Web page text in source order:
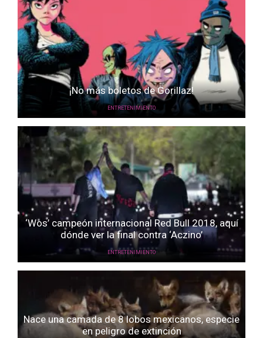
¡No más boletos de Gorillaz!
ENTRETENIMIENTO
‘Wos’ campeón internacional Red Bull 2018, aquí
dónde ver la final contra ‘Aczino’
ENTRETENIMIENTO
Nace una camada de 8 lobos mexicanos, especie
en peligro de extinción